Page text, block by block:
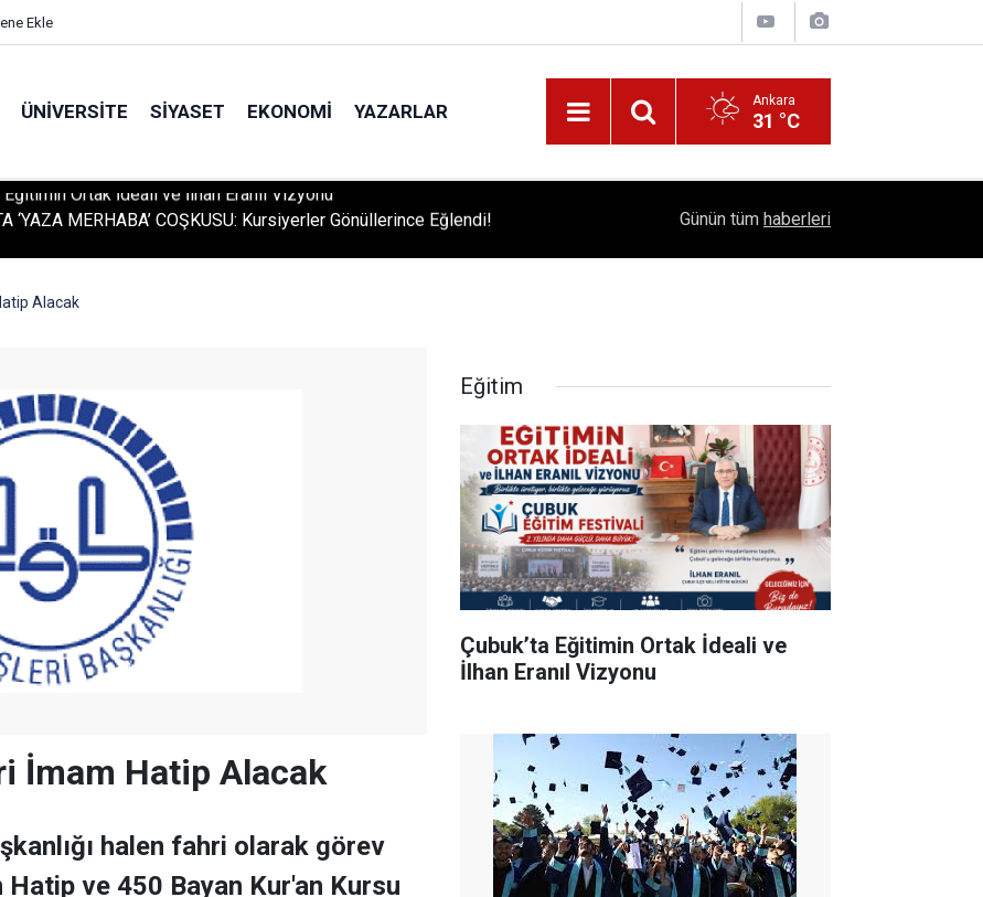
Ekle
ÜNIVERSITE SIYASET EKONOMI YAZARLAR Ankara
31 °C
‘YAZA MERHABA’ COŞKUSU: Kursiyerler Gönüllerince Eğlendi! 1504 Kep, Tek Bir Hedef: Bilim Kenti Çubuk
Günün tüm haberleri
Alacak
İmam Hatip Alacak
halen fahri olarak görev
Hatip ve 450 Bayan Kur'an Kursu
Eğitim
Çubuk’ta Eğitimin Ortak İdeali ve
İlhan Eranıl Vizyonu